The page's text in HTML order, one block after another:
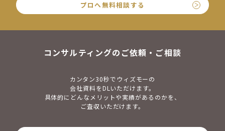
プロへ無料相談する
コンサルティングのご依頼・ご相談
カンタン30秒でウィズモーの
会社資料をDLいただけます。
具体的にどんなメリットや実績があるのかを、
ご査収いただけます。